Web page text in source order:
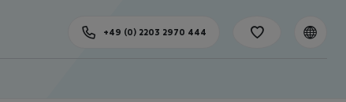
+49 (0) 2203 2970 444